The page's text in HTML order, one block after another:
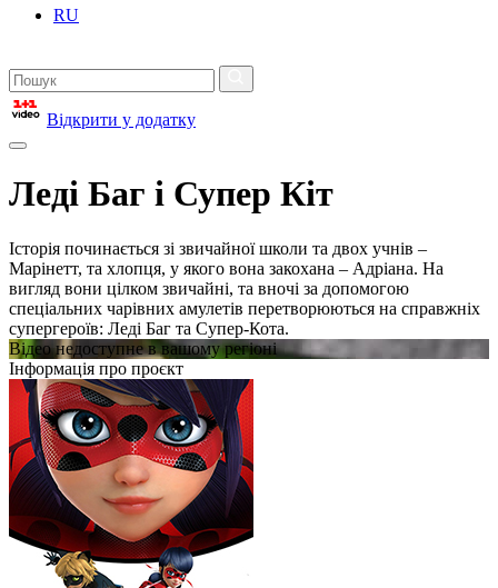
RU
Відкрити у додатку
Леді Баг і Супер Кіт
Історія починається зі звичайної школи та двох учнів –
Марінетт, та хлопця, у якого вона закохана – Адріана. На
вигляд вони цілком звичайні, та вночі за допомогою
спеціальних чарівних амулетів перетворюються на справжніх
супергероїв: Леді Баг та Супер-Кота.
Відео недоступне в вашому регіоні
Інформація про проєкт